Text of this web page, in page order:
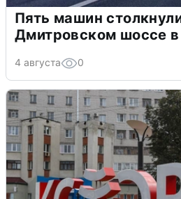
Пять машин
Дмитровском шоссе
4 августа 0